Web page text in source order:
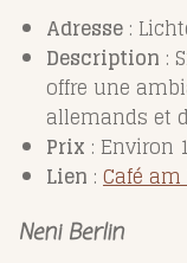
Adresse :
Description :
offre une
allemands et
Prix : Environ
Lien : Caféam
Neni Berlin